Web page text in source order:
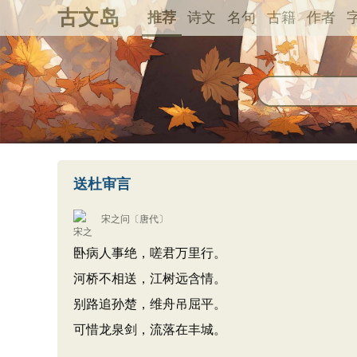
古文岛 推荐 诗文 名句 古籍 作者
送杜审言
宋之问 〔唐代〕
卧病人事绝，嗟君万里行。
河桥不相送，江树远含情。
别路追孙楚，维舟吊屈平。
可惜龙泉剑，流落在丰城。